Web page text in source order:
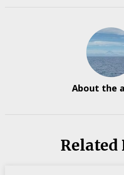
About the
Related